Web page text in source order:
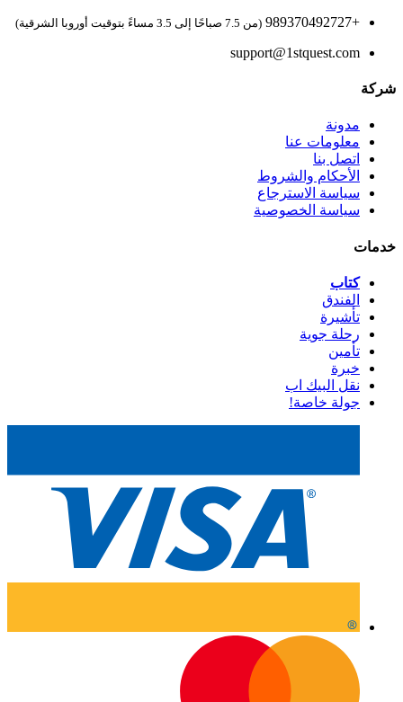
+989370492727
(من 7.5 صباحًا إلى 3.5 مساءً بتوقيت أوروبا الشرقية)
support@1stquest.com
شركة
مدونة
معلومات عنا
اتصل بنا
الأحكام والشروط
سياسة الاسترجاع
سياسة الخصوصية
خدمات
كتاب
الفندق
تأشيرة
رحلة جوية
تأمين
خبرة
نقل البيك اب
جولة خاصة!